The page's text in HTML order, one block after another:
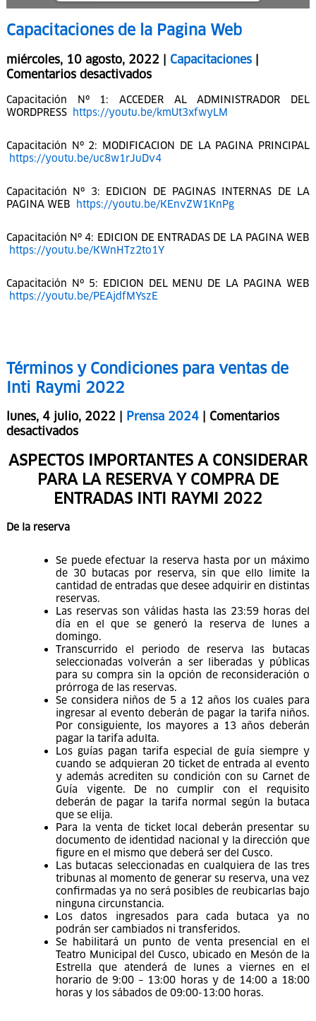
1/2
Capacitaciones de la Pagina Web
miércoles, 10 agosto, 2022 |Capacitaciones|
Comentarios desactivados
Capacitación Nº 1: ACCEDER AL ADMINISTRADOR DEL
WORDPRESS https://youtu.be/kmUt3xfwyLM
Capacitación Nº 3: EDICION DE PAGINAS INTERNAS DE LA
PAGINA WEB https://youtu.be/KEnvZW1KnPg
Capacitación Nº 4: EDICION DE ENTRADAS DE LA PAGINA WEB
https://youtu.be/KWnHTz2to1Y
Capacitación Nº 5: EDICION DEL MENU DE LA PAGINA WEB
https://youtu.be/PEAjdfMYszE
Inti Raymi 2022
lunes, 4 julio, 2022 |Prensa 2024| Comentarios
desactivados
ASPECTOS IMPORTANTES A CONSIDERAR
PARA LA RESERVA Y COMPRA DE
ENTRADAS INTI RAYMI 2022
De la reserva
Se puede efectuar la reserva hasta por un máximo
de 30 butacas por reserva, sin que ello limite la
cantidad de entradas que desee adquirir en distintas
reservas.
Las reservas son válidas hasta las 23:59 horas del
día en el que se generó la reserva de lunes a
domingo.
Transcurrido el periodo de reserva las butacas
seleccionadas volverán a ser liberadas y públicas
para su compra sin la opción de reconsideración o
prórroga de las reservas.
Se considera niños de 5 a 12 años los cuales para
ingresar al evento deberán de pagar la tarifa niños.
Por consiguiente, los mayores a 13 años deberán
pagar la tarifa adulta.
Los guías pagan tarifa especial de guía siempre y
cuando se adquieran 20 ticket de entrada al evento
y además acrediten su condición con su Carnet de
Guía vigente. De no cumplir con el requisito
deberán de pagar la tarifa normal según la butaca
que se elija.